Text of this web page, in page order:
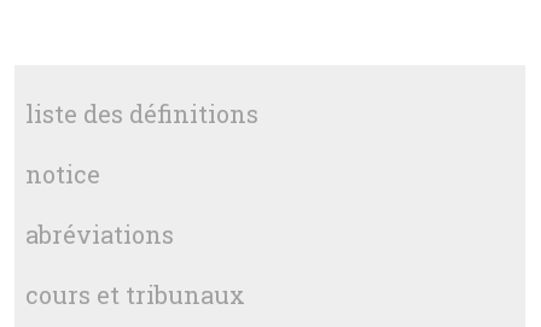
liste des définitions
notice
abréviations
cours et tribunaux